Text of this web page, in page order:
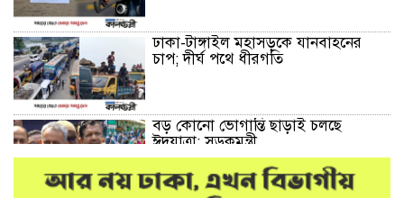
ঢাকা-টাঙ্গাইল মহাসড়কে যানবাহনের
চাপ; দীর্ঘ পথে ধীরগতি
বড় কোনো ভোগান্তি ছাড়াই চলছে
ঈদযাত্রা: সড়কমন্ত্রী